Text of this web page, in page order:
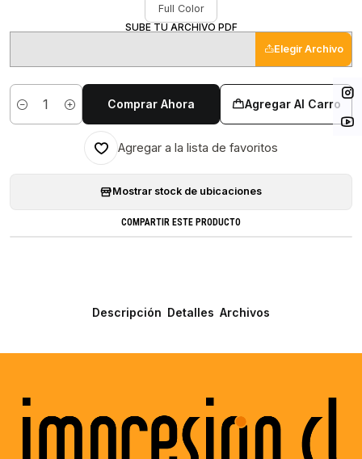
Full Color
SUBE TU ARCHIVO PDF
Elegir Archivo
Cantidad
Agregar Al Carro
Comprar Ahora
Agregar a la lista de favoritos
Mostrar stock de ubicaciones
COMPARTIR ESTE PRODUCTO
Descripción Detalles Archivos